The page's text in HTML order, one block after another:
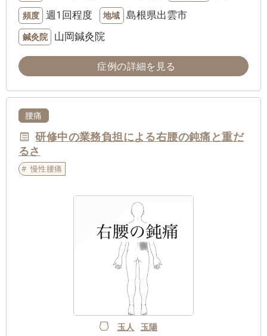
頻度 週1回程度 地域 島根県出雲市
鍼灸院 山岡鍼灸院
症例の詳細を見る
腰痛
研修中の業務負担による右腰の鈍痛と重だ
るさ
慢性腰痛
玉人 玉陽